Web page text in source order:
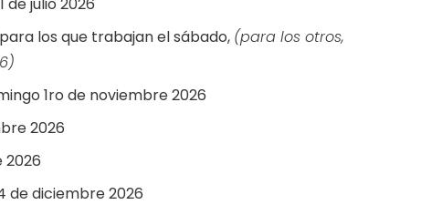
los que trabajan el sábado, (para los otros,
1ro de noviembre 2026
2026
2026
de diciembre 2026